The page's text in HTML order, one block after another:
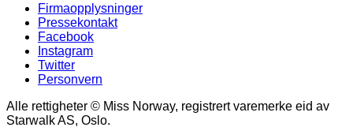
Firmaopplysninger
Pressekontakt
Facebook
Instagram
Twitter
Personvern
Alle rettigheter © Miss Norway, registrert varemerke eid av
Starwalk AS, Oslo.